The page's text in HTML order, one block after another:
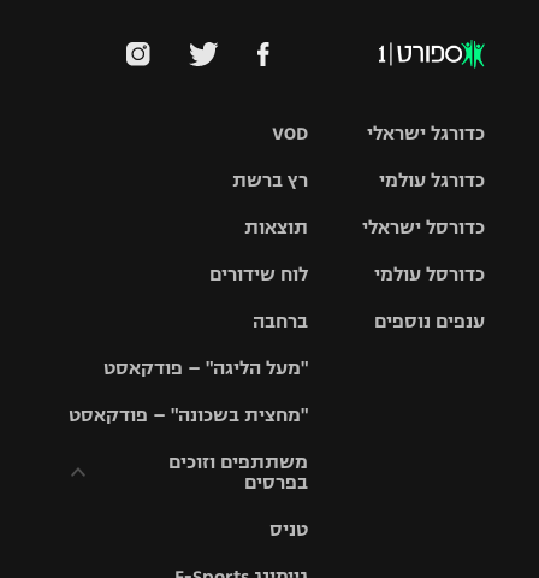
VOD
רץ ברשת
תוצאות
לוח שידורים
ברחבה
"מעל הליגה" – פודקאסט
"מחצית בשכונה" – פודקאסט
משתתפים וזוכים
בפרסים
וזוכים בפרסים
טניס
כדורגל ישראלי
גביע הטוטו
כדורגל עולמי
האלופות
ליגה
כדורסל ישראלי
סל
כדורסל עולמי
ענפים נוספים